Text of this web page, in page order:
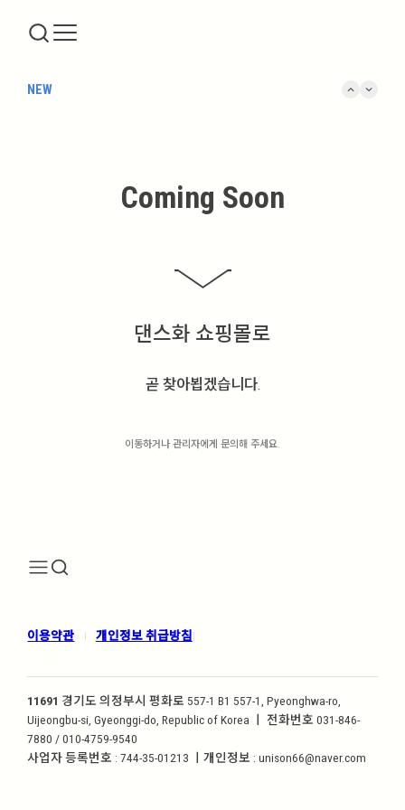
NEW keyboard_arrow_up keyboard_arrow_down
Coming Soon
댄스화 쇼핑몰로
곧 찾아뵙겠습니다.
이동하거나 관리자에게 문의해 주세요.
이용약관 개인정보 취급방침 |
11691 경기도 의정부시 평화로 557-1 B1 557-1, Pyeonghwa-ro,
Uijeongbu-si, Gyeonggi-do, Republic of Korea ㅣ 전화번호 031-846-
7880 / 010-4759-9540
사업자 등록번호 : 744-35-01213 ㅣ개인정보 : unison66@naver.com